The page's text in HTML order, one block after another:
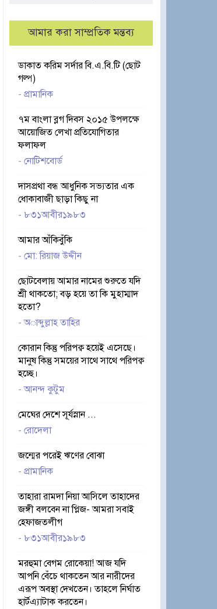
আমার করা সাম্প্রতিক মন্তব্য
ডাকাত করিম সর্দার বি.এ.বি.টি (ছোট
গল্প)
- প্রামানিক
৭ম বাংলা ব্লগ দিবস ২০১৫ উপলক্ষে
আয়োজিত লেখা প্রতিযোগিতার
ফলাফল
- নোটিশবোর্ড
দাসপ্রথা বন্ধ আধুনিক সভ্যতার এক
ধোকাবাজী ছাড়া কিছু না
- ৮৩১আবীর১৯৮৩
আমার আঁকিবুঁকি
- মো: রিয়াজ উদ্দীন
ছোটবেলায় আমার নামের শুরুতে যদি
শ্রী থাকতো; বড় হয়ে তা কি মুহাম্মাদ
হতো?
-অাব্দুল্লাহ তাহির
কোরান কিন্তু পরিপক্ব হয়েই এসেছে।
মানুষ কিন্তু সময়ের সাথে সাথে পরিপক্ব
হচ্ছে।
-আনন্দ কুটুম
মেঘের দেশে সূর্যস্নান ...
- রোদেলা
জন্মের পরেই ঋণের বোঝা
- প্রামানিক
তাহারা রামদা নিয়া আসিলে তাহাদের
জঙ্গী বলবেন না প্লিজ- আমরা সবাই
হেফাজতলীগ
- ৮৩১আবীর১৯৮৩
মরহুমা বেগম রোকেয়া! আজ যদি
আপনি বেঁচে থাকতেন আর নারীদের
এরূপ অবস্থা দেখতেন। তাহলে নির্ঘাত
হার্টএ্যাটাক করতেন।